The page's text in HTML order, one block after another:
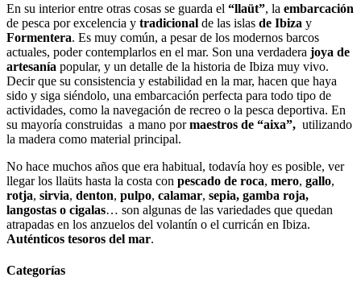
En su interior entre otras cosas se guarda el “llaüt”, la embarcación
de pesca por excelencia y tradicional de las islas de Ibiza y
Formentera. Es muy común, a pesar de los modernos barcos
actuales, poder contemplarlos en el mar. Son una verdadera joya de
artesanía popular, y un detalle de la historia de Ibiza muy vivo.
Decir que su consistencia y estabilidad en la mar, hacen que haya
sido y siga siéndolo, una embarcación perfecta para todo tipo de
actividades, como la navegación de recreo o la pesca deportiva. En
su mayoría construidas a mano pormaestros de “aixa”, utilizando
la madera como material principal.
No hace muchos años que era habitual, todavía hoy es posible, ver
llegar los llaüts hasta la costa con pescado de roca, mero, gallo,
rotja, sirvia, denton, pulpo, calamar, sepia, gamba roja,
langostas o cigalas… son algunas de las variedades que quedan
atrapadas en los anzuelos del volantín o el curricán en Ibiza.
Auténticos tesoros del mar.
Categorías